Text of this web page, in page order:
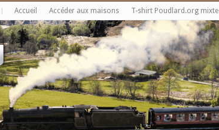
Accueil Accéder aux maisons T-shirt Poudlard.org mixte